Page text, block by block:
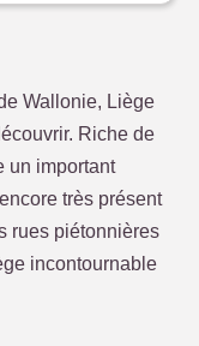
Wallonie, Liège
Riche de
un important
très présent
rues piétonnières
incontournable